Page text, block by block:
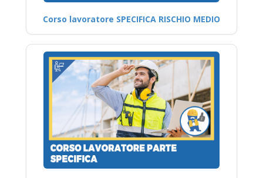
Corso lavoratore SPECIFICA RISCHIO MEDIO